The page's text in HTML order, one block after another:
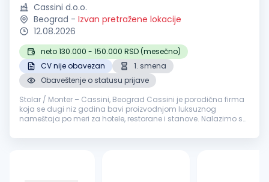
Cassini d.o.o.
Beograd - Izvan pretražene lokacije
12.08.2026
neto 130.000 - 150.000 RSD (mesečno)
CV nije obavezan
1. smena
Obaveštenje o statusu prijave
Stolar / Monter – Cassini, Beograd Cassini je porodična firma
koja se dugi niz godina bavi proizvodnjom luksuznog
nameštaja po meri za hotele, restorane i stanove. Nalazimo se
opremljenom proizvodno...